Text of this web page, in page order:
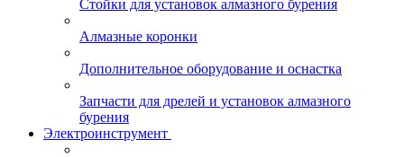
Стойки для установок алмазного бурения
Алмазные коронки
Дополнительное оборудование и оснастка
Запчасти для дрелей и установок алмазного
бурения
Электроинструмент